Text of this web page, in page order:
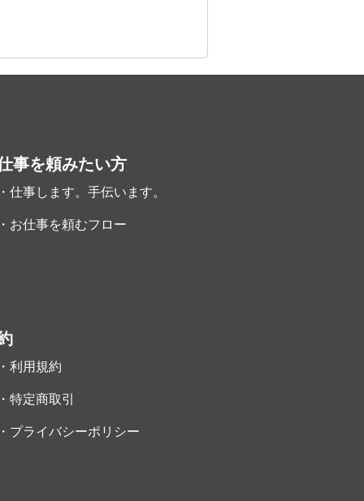
事を頼みたい方
仕事します。手伝います。
お仕事を頼むフロー
利用規約
特定商取引
プライバシーポリシー